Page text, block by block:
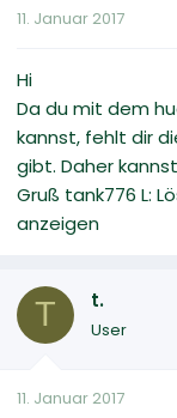
11. Januar 2017
Hi
Da du mit dem
kannst, fehlt dir
gibt. Daher
Gruß tank776 L:
anzeigen
T t.
User
11. Januar 2017